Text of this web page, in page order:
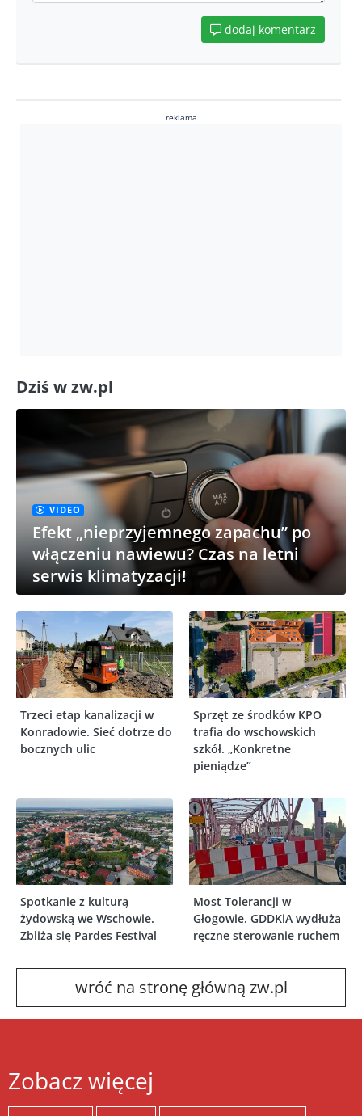
dodaj komentarz
reklama
Dziś w zw.pl
VIDEO
Efekt „nieprzyjemnego zapachu” po
włączeniu nawiewu? Czas na letni
serwis klimatyzacji!
Trzeci etap kanalizacji w
Konradowie. Sieć dotrze do
bocznych ulic
Sprzęt ze środków KPO
trafia do wschowskich
szkół. „Konkretne
pieniądze”
Spotkanie z kulturą
żydowską we Wschowie.
Zbliża się Pardes Festival
Most Tolerancji w
Głogowie. GDDKiA wydłuża
ręczne sterowanie ruchem
wróć na stronę główną zw.pl
Zobacz więcej